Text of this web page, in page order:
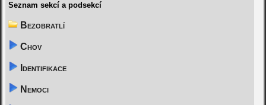
Seznam sekcí a podsekcí
Bezobratlí
Chov
Identifikace
Nemoci